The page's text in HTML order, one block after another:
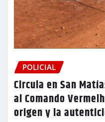
POLICIAL
Circula en San
al Comando
origen y la